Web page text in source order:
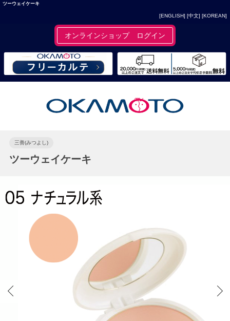
ツーウェイケーキ
[ENGLISH] [中文] [KOREAN]
オンラインショップ ログイン
三善(みつよし)
ツーウェイケーキ